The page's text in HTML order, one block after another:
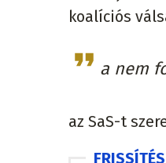
koalíciós
a nem
az SaS-t